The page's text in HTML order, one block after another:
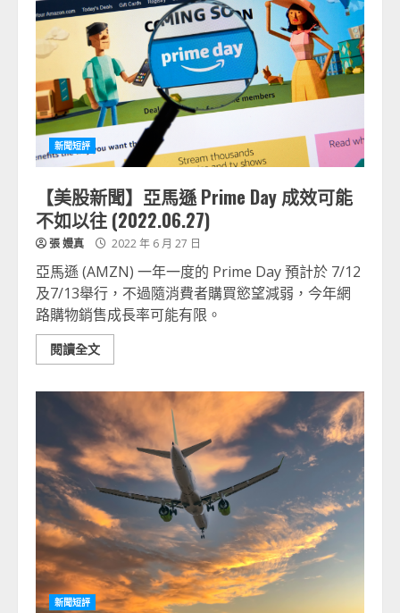
新聞短評
【美股新聞】亞馬遜 Prime Day 成效可能
不如以往 (2022.06.27)
張 嫚真 2022 年 6 月 27 日
亞馬遜 (AMZN) 一年一度的 Prime Day 預計於 7/12
及7/13舉行，不過隨消費者購買慾望減弱，今年網
路購物銷售成長率可能有限。
閱讀全文
新聞短評